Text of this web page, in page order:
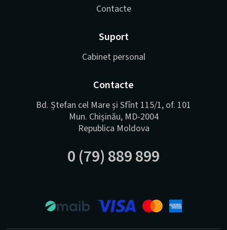
Contacte
Suport
Cabinet personal
Contacte
Bd. Ștefan cel Mare și Sfînt 115/1, of. 101
Mun. Chișinău, MD-2004
Republica Moldova
0 (79) 889 899